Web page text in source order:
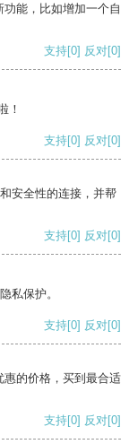
能，比如增加一个自
支持[0] 反对[0]
！
支持[0] 反对[0]
安全性的连接，并帮
支持[0] 反对[0]
私保护。
支持[0] 反对[0]
的价格，买到最合适
支持[0] 反对[0]